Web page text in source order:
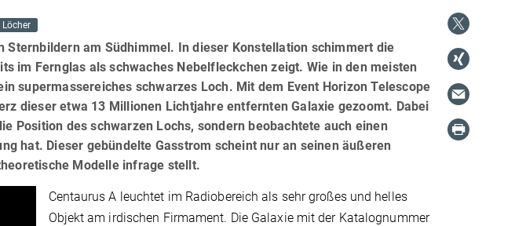
Löcher
Sternbildern am Südhimmel. In dieser Konstellation schimmert die
im Fernglas als schwaches Nebelfleckchen zeigt. Wie in den meisten
supermassereiches schwarzes Loch. Mit dem Event Horizon Telescope
dieser etwa 13 Millionen Lichtjahre entfernten Galaxie gezoomt. Dabei
Position des schwarzen Lochs, sondern beobachtete auch einen
hat. Dieser gebündelte Gasstrom scheint nur an seinen äußeren
Modelle infrage stellt.
Centaurus A leuchtet im Radiobereich als sehr großes und helles
Objekt am irdischen Firmament. Die Galaxie mit der Katalognummer